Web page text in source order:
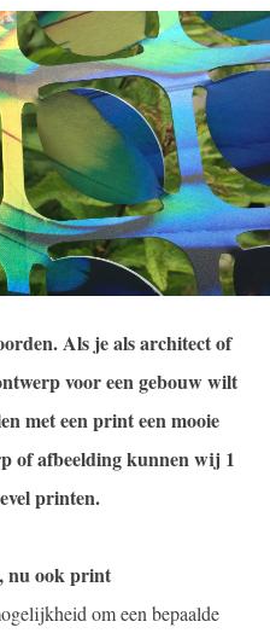
Als je als architect of
voor een gebouw wilt
met een print een mooie
of afbeelding kunnen wij 1
printen.
nu ook print
om een bepaalde